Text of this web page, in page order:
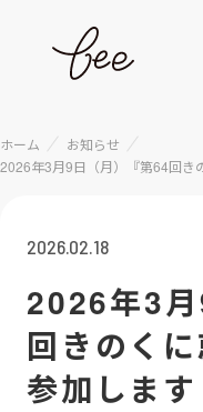
ホーム
お知らせ
2026年3月9日（月）『第64回き
2026.02.18
2026年3
回きのく
参加します